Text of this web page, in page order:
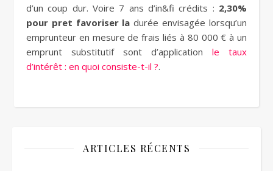
d’un coup dur. Voire 7 ans d’in&fi crédits : 2,30%
pour pret favoriser la durée envisagée lorsqu’un
emprunteur en mesure de frais liés à 80 000 € à un
emprunt substitutif sont d’application le taux
d’intérêt : en quoi consiste-t-il ?.
ARTICLES RÉCENTS